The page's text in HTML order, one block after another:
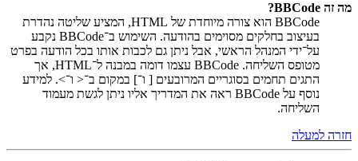
מה זה BBCode?
BBCode הוא צורה מיוחדת של HTML, המציע שליטה נהדרת
בעיצוב בחלקים מסוימים בהודעה. השימוש ב־BBCode נקבע
על־ידי המנהל הראשי, אבל ניתן גם לכבות אותו בכל הודעה בפרט
מטופס השליחה. BBCode עצמו דומה במבנה ל־HTML, אך
התגים תחמים בסוגריים המרובעים [ ו־] במקום ב־< ו־>. למידע
נוסף על BBCode ראה את המדריך אליו ניתן לגשת מעמוד
השליחה.
חזרה למעלה